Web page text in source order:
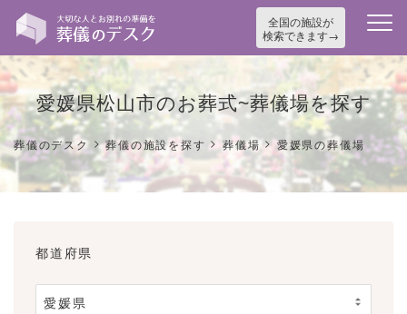
全国の施設が
検索できます
愛媛県松山市のお葬式~葬儀場を探す
葬儀のデスク >葬儀の施設を探す >葬儀場>愛媛県の葬儀場
都道府県